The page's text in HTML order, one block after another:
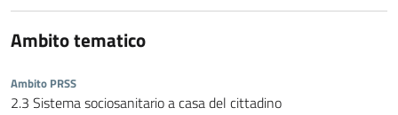
Ambito tematico
Ambito PRSS
2.3 Sistema sociosanitario a casa del cittadino